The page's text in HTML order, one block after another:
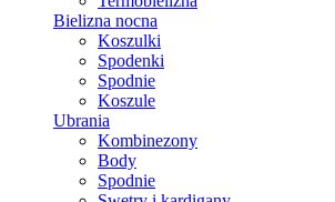
Bielizna nocna
Koszulki
Spodenki
Spodnie
Koszule
Ubrania
Kombinezony
Body
Spodnie